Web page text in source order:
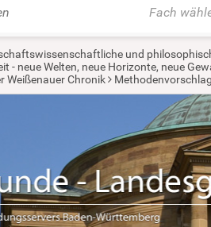
Fach
und
- neue Welten, neue Horizonte, neue
Weißenauer Chronik
Methodenvorschlag